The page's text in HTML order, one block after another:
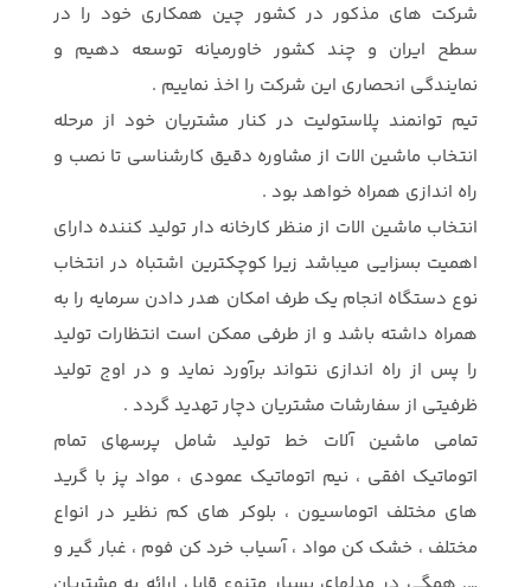
شرکت های مذکور در کشور چین همکاری خود را در
سطح ایران و چند کشور خاورمیانه توسعه دهیم و
نمایندگی انحصاری این شرکت را اخذ نماییم .
تیم توانمند پلاستولیت در کنار مشتریان خود از مرحله
انتخاب ماشین الات از مشاوره دقیق کارشناسی تا نصب و
راه اندازی همراه خواهد بود .
انتخاب ماشین الات از منظر کارخانه دار تولید کننده دارای
اهمیت بسزایی میباشد زیرا کوچکترین اشتباه در انتخاب
نوع دستگاه انجام یک طرف امکان هدر دادن سرمایه را به
همراه داشته باشد و از طرفی ممکن است انتظارات تولید
را پس از راه اندازی نتواند برآورد نماید و در اوج تولید
ظرفیتی از سفارشات مشتریان دچار تهدید گردد .
تمامی ماشین آلات خط تولید شامل پرسهای تمام
اتوماتیک افقی ، نیم اتوماتیک عمودی ، مواد پز با گرید
های مختلف اتوماسیون ، بلوکر های کم نظیر در انواع
مختلف ، خشک کن مواد ، آسیاب خرد کن فوم ، غبار گیر و